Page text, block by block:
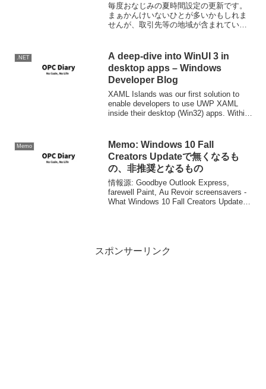
毎度おなじみの夏時間設定の更新です。
まぁかんけいないひとが多いかもしれま
せんが、取引先等の地域が含まれていな
2009年 8 月累積的なタイム ...
.NET
A deep-dive into WinUI 3 in
desktop apps – Windows
Developer Blog
XAML Islands was our first solution to
enable developers to use UWP XAML
inside their desktop (Win32) apps. Within
Memo
Memo: Windows 10 Fall
Creators Updateで無くなるも
の、非推奨となるもの
情報源: Goodbye Outlook Express,
farewell Paint, Au Revoir screensavers -
What Windows 10 Fall Creators Update is
スポンサーリンク